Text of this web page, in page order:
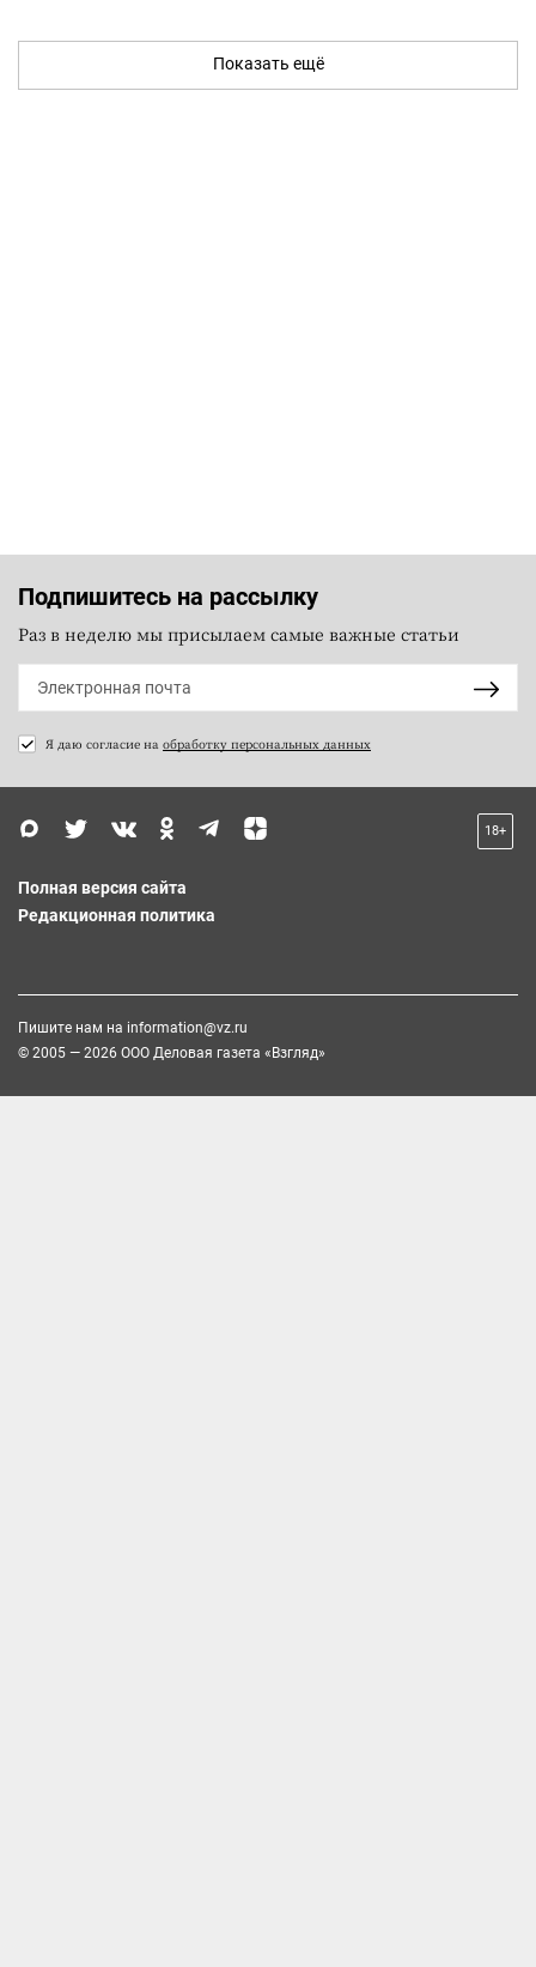
Показать ещё
Подпишитесь на рассылку
Раз в неделю мы присылаем самые важные статьи
Я даю согласие на обработку персональных данных
18+
Полная версия сайта
Редакционная политика
Пишите нам на information@vz.ru
© 2005 — 2026 ООО Деловая газета «Взгляд»